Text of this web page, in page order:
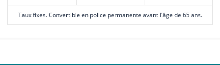
Taux fixes. Convertible en police permanente avant l'âge de 65 ans.